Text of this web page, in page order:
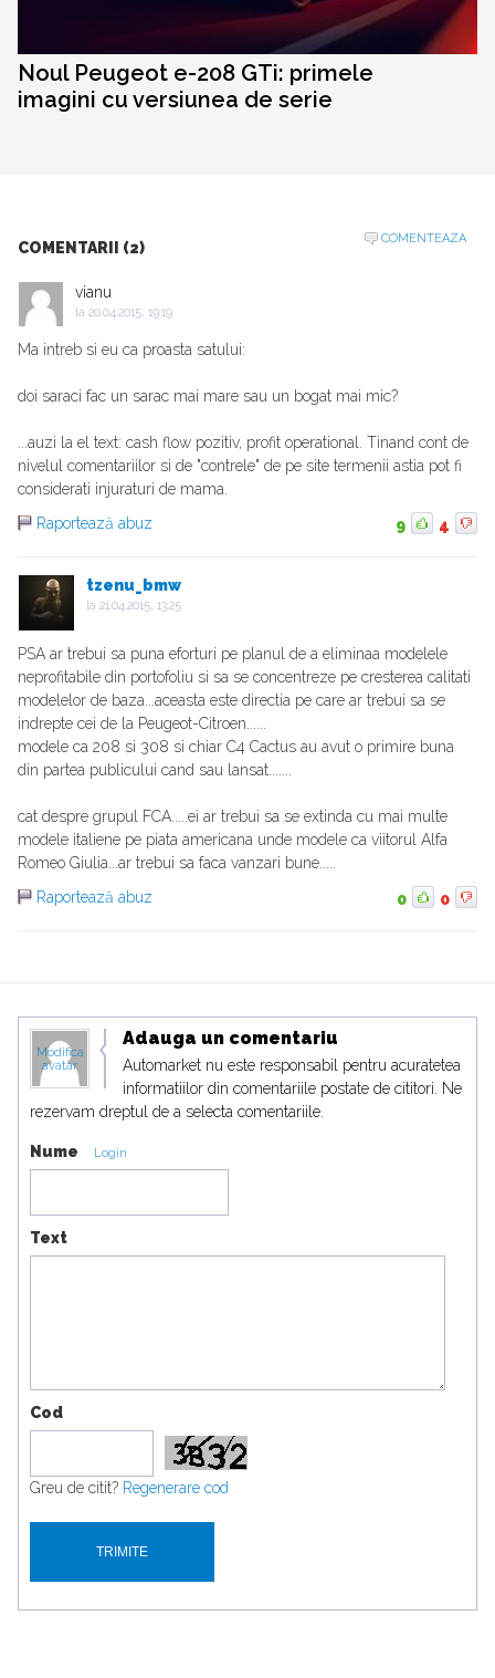
Noul Peugeot e-208 GTi: primele
imagini cu versiunea de serie
COMENTARII (2)
COMENTEAZA
vianu
la 20.04.2015, 19:19
Ma intreb si eu ca proasta satului:
doi saraci fac un sarac mai mare sau un bogat mai mic?
...auzi la el text: cash flow pozitiv, profit operational. Tinand cont de
nivelul comentariilor si de "contrele" de pe site termenii astia pot fi
considerati injuraturi de mama.
Raportează abuz
9 4
tzenu_bmw
la 21.04.2015, 13:25
PSA ar trebui sa puna eforturi pe planul de a eliminaa modelele
neprofitabile din portofoliu si sa se concentreze pe cresterea calitati
modelelor de baza...aceasta este directia pe care ar trebui sa se
indrepte cei de la Peugeot-Citroen......
modele ca 208 si 308 si chiar C4 Cactus au avut o primire buna
din partea publicului cand sau lansat.......
cat despre grupul FCA.....ei ar trebui sa se extinda cu mai multe
modele italiene pe piata americana unde modele ca viitorul Alfa
Romeo Giulia...ar trebui sa faca vanzari bune.....
Raportează abuz
0 0
Modifica
avatar
Adauga un comentariu
Automarket nu este responsabil pentru acuratetea
informatiilor din comentariile postate de cititori. Ne
rezervam dreptul de a selecta comentariile.
Nume Login
Text
Cod
Greu de citit? Regenerare cod